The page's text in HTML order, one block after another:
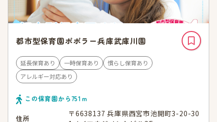
都市型保育園ポポラー兵庫武庫川園
延長保育あり 一時保育あり
慣らし保育あり
アレルギー対応あり
この保育園から751 ｍ
住所
〒6638137 兵庫県西宮市池開町3-20-30